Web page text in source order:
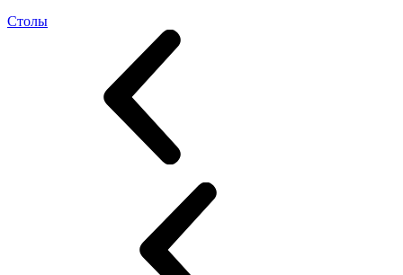
Столы